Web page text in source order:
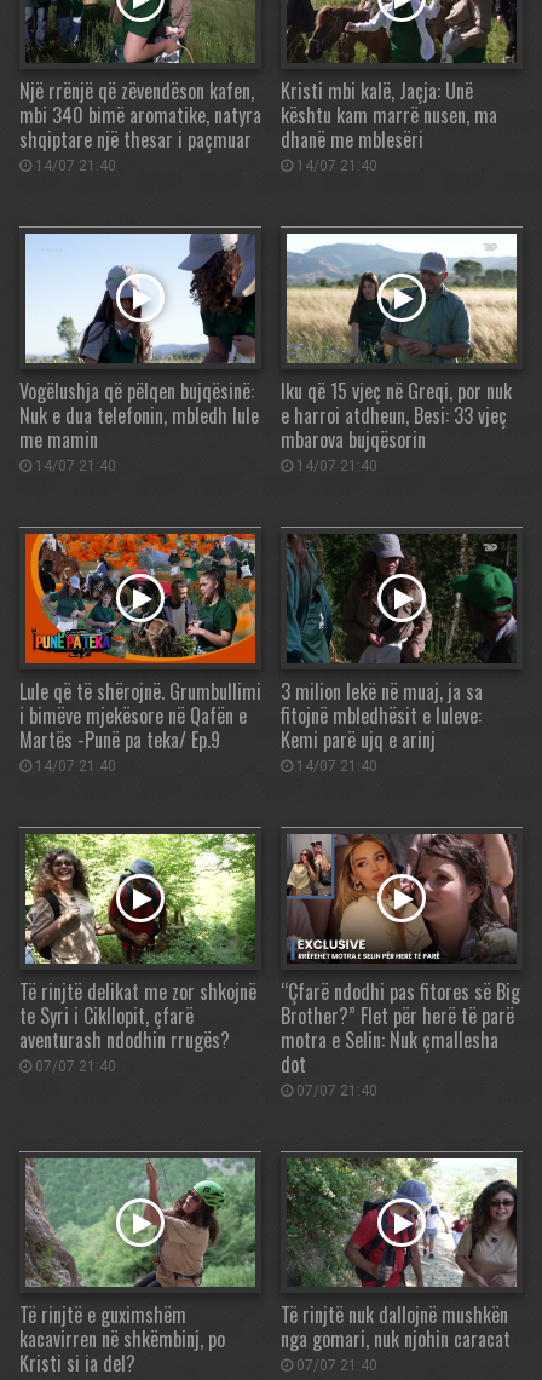
Një rrënjë që zëvendëson kafen,
mbi 340 bimë aromatike, natyra
shqiptare një thesar i paçmuar
14/07 21:40
Kristi mbi kalë, Jaçja: Unë
kështu kam marrë nusen, ma
dhanë me mblesëri
14/07 21:40
Vogëlushja që pëlqen bujqësinë:
Nuk e dua telefonin, mbledh lule
me mamin
14/07 21:40
Iku që 15 vjeç në Greqi, por nuk
e harroi atdheun, Besi: 33 vjeç
mbarova bujqësorin
14/07 21:40
Lule që të shërojnë. Grumbullimi
i bimëve mjekësore në Qafën e
Martës -Punë pa teka/ Ep.9
14/07 21:40
3 milion lekë në muaj, ja sa
fitojnë mbledhësit e luleve:
Kemi parë ujq e arinj
14/07 21:40
Të rinjtë delikat me zor shkojnë
te Syri i Cikllopit, çfarë
aventurash ndodhin rrugës?
07/07 21:40
“Çfarë ndodhi pas fitores së Big
Brother?” Flet për herë të parë
motra e Selin: Nuk çmallesha
dot
07/07 21:40
Të rinjtë e guximshëm
kacavirren në shkëmbinj, po
Kristi si ia del?
Të rinjtë nuk dallojnë mushkën
nga gomari, nuk njohin caracat
07/07 21:40